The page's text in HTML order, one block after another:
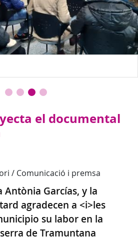
el documental
/ Comunicació i premsa
Antònia Garcías, y la
agradecen a <i>les
su labor en la
de Tramuntana